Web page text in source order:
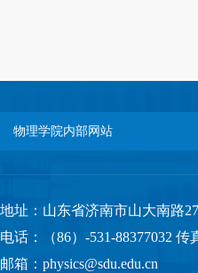
物理学院内部网站
地址：山东省济南市山大南路
电话：（86）-531-88377032 传
邮箱：physics@sdu.edu.cn